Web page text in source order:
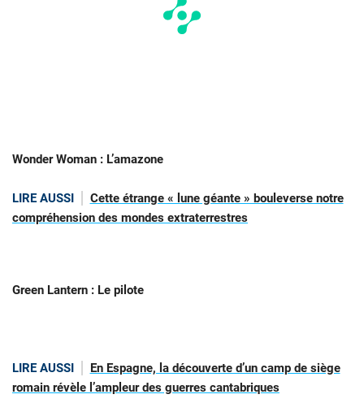
Wonder Woman : L’amazone
LIRE AUSSI
Cette étrange « lune géante » bouleverse notre
compréhension des mondes extraterrestres
Green Lantern : Le pilote
LIRE AUSSI
En Espagne, la découverte d’un camp de siège
romain révèle l’ampleur des guerres cantabriques